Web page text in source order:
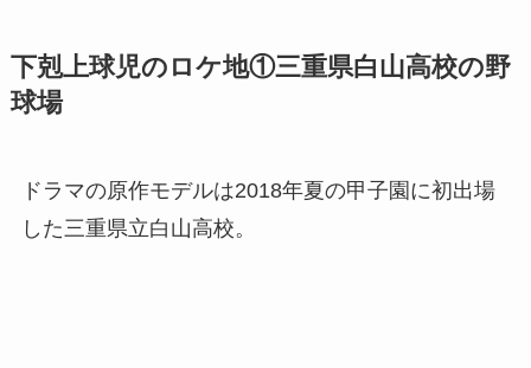
下剋上球児のロケ地①三重県白山高校の野
球場
ドラマの原作モデルは2018年夏の甲子園に初出場
した三重県立白山高校。